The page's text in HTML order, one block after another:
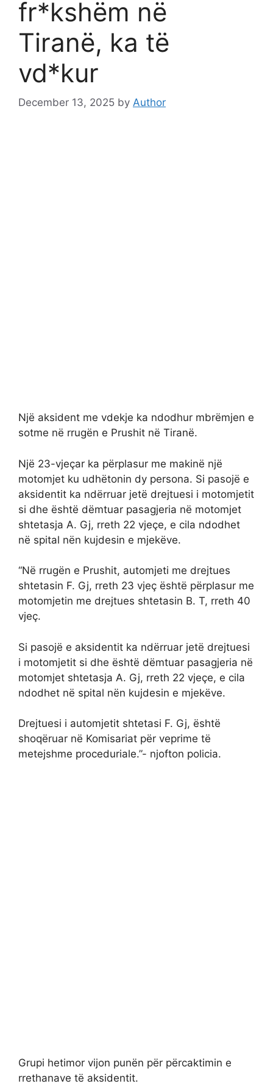
fr*kshëm në
Tiranë, ka të
vd*kur
December 13, 2025 by Author
Një aksident me vdekje ka ndodhur mbrëmjen e
sotme në rrugën e Prushit në Tiranë.
Një 23-vjeçar ka përplasur me makinë një
motomjet ku udhëtonin dy persona. Si pasojë e
aksidentit ka ndërruar jetë drejtuesi i motomjetit
si dhe është dëmtuar pasagjeria në motomjet
shtetasja A. Gj, rreth 22 vjeçe, e cila ndodhet
në spital nën kujdesin e mjekëve.
“Në rrugën e Prushit, automjeti me drejtues
shtetasin F. Gj, rreth 23 vjeç është përplasur me
motomjetin me drejtues shtetasin B. T, rreth 40
vjeç.
Si pasojë e aksidentit ka ndërruar jetë drejtuesi
i motomjetit si dhe është dëmtuar pasagjeria në
motomjet shtetasja A. Gj, rreth 22 vjeçe, e cila
ndodhet në spital nën kujdesin e mjekëve.
Drejtuesi i automjetit shtetasi F. Gj, është
shoqëruar në Komisariat për veprime të
metejshme proceduriale.”- njofton policia.
Grupi hetimor vijon punën për përcaktimin e
rrethanave të aksidentit.